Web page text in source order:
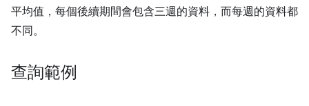
平均值，每個後續期間會包含三週的資料，而每週的資料都
不同。
查詢範例